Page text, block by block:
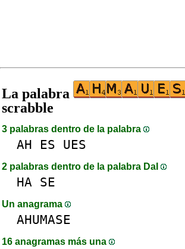
La palabra
scrabble
3 palabras dentro de la palabra
AH ES UES
2 palabras dentro de la palabra DaI
HA SE
Un anagrama
AHUMASE
16 anagramas más una